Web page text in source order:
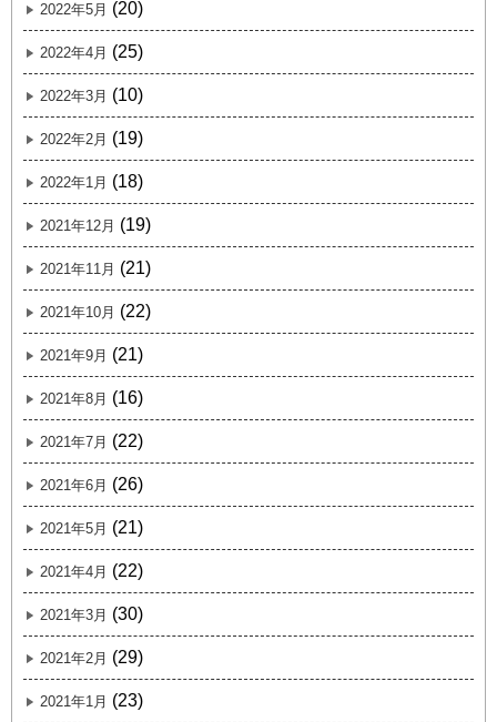
2022年5月 (20)
2022年4月 (25)
2022年3月 (10)
2022年2月 (19)
2022年1月 (18)
2021年12月 (19)
2021年11月 (21)
2021年10月 (22)
2021年9月 (21)
2021年8月 (16)
2021年7月 (22)
2021年6月 (26)
2021年5月 (21)
2021年4月 (22)
2021年3月 (30)
2021年2月 (29)
2021年1月 (23)